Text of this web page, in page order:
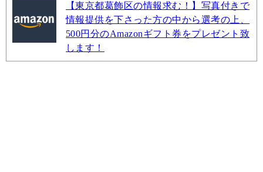
【東京都葛飾区の情報求む！】写真付きで
情報提供を下さった方の中から選考の上、
500円分のAmazonギフト券をプレゼント致
します！